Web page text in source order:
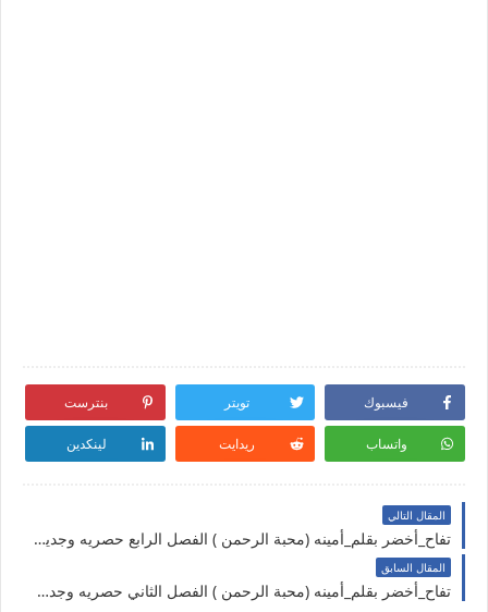
فيسبوك تويتر بنترست
واتساب ريدايت لينكدين
المقال التالي
تفاح_أخضر بقلم_أمينه (محبة الرحمن ) الفصل الرابع حصريه وجديده على مدونة النجم المتوهج للروايات والمعلومات
المقال السابق
تفاح_أخضر بقلم_أمينه (محبة الرحمن ) الفصل الثاني حصريه وجديده على مدونة النجم المتوهج للروايات والمعلومات